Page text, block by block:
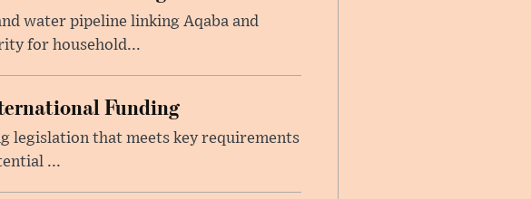
water pipeline linking Aqaba and
for household...
Funding
legislation that meets key requirements
...